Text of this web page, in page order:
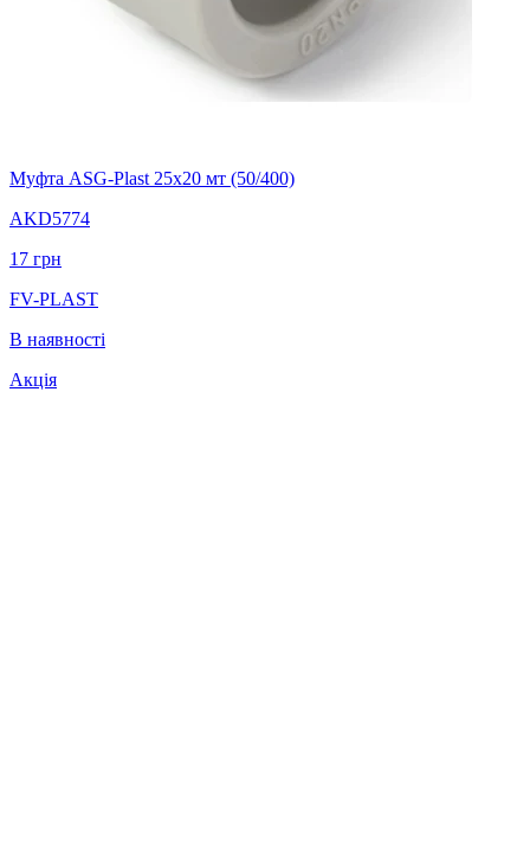
Муфта ASG-Plast 25х20 мт (50/400)
AKD5774
17 грн
FV-PLAST
В наявності
Акція